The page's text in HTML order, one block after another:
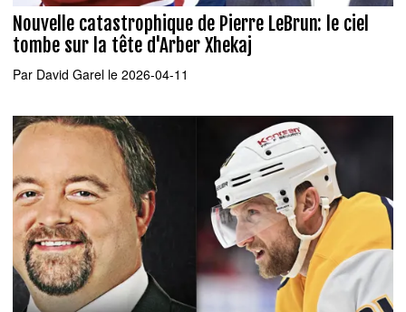
Nouvelle catastrophique de Pierre LeBrun: le ciel
tombe sur la tête d'Arber Xhekaj
Par David Garel le 2026-04-11